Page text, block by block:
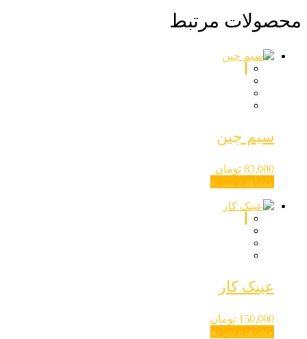
محصولات مرتبط
سیم چین
83,000 تومان
مشاهده سریع
عینک کار
150,000 تومان
مشاهده سریع